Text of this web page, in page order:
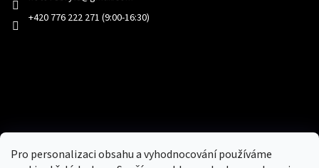
Pro personalizaci obsahu a vyhodnocování používáme
+420 776 222 271 (9:00-16:30)